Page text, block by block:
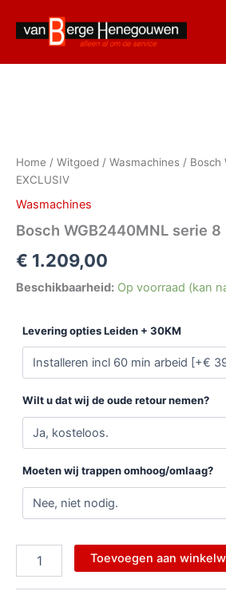
inhoud
Home / Witgoed / Wasmachines / Bosch
EXCLUSIV
Wasmachines
Bosch WGB2440MNL serie 8
€ 1.209,00
Beschikbaarheid: Op voorraad (kan
Levering opties Leiden + 30KM
Wilt u dat wij de oude retour nemen?
Moeten wij trappen omhoog/omlaag?
8
EXCLUSIV
aantal
Toevoegen aan